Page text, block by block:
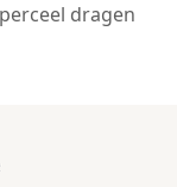
dragen